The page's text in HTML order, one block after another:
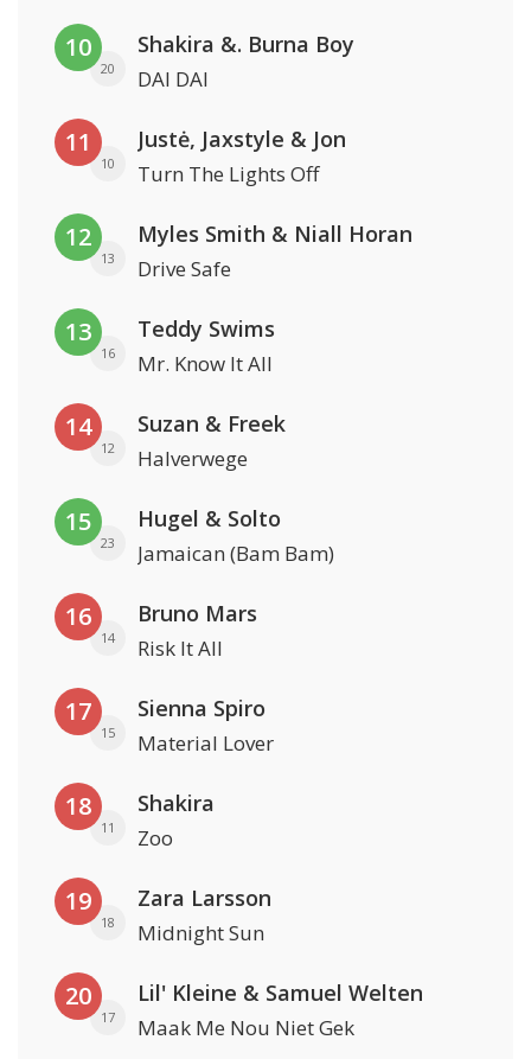
10
20
Shakira &. Burna Boy
DAI DAI
11
10
Justė, Jaxstyle & Jon
Turn The Lights Off
12
13
Myles Smith & Niall Horan
Drive Safe
13
16
Teddy Swims
Mr. Know It All
14
12
Suzan & Freek
Halverwege
15
23
Hugel & Solto
Jamaican (Bam Bam)
16
14
Bruno Mars
Risk It All
17
15
Sienna Spiro
Material Lover
18
11
Shakira
Zoo
19
18
Zara Larsson
Midnight Sun
20
17
Lil' Kleine & Samuel Welten
Maak Me Nou Niet Gek